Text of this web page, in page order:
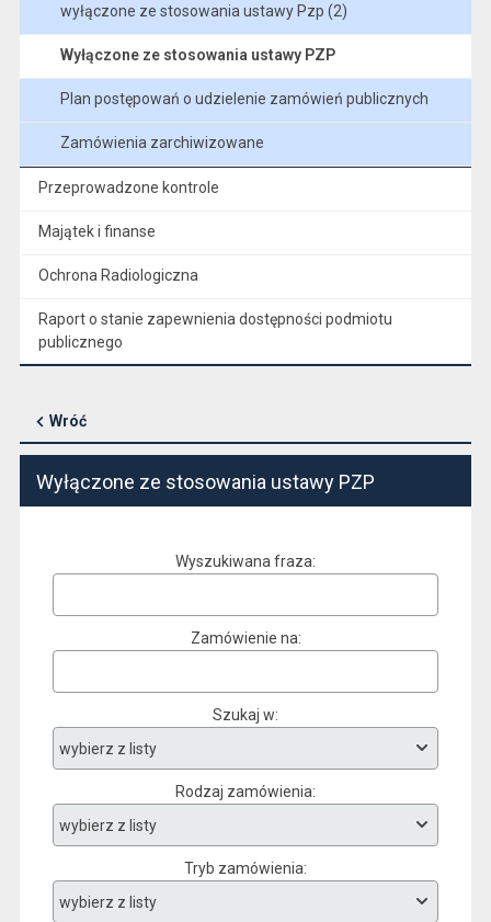
wyłączone ze stosowania ustawy Pzp (2)
Wyłączone ze stosowania ustawy PZP
Plan postępowań o udzielenie zamówień publicznych
Zamówienia zarchiwizowane
Przeprowadzone kontrole
Majątek i finanse
Ochrona Radiologiczna
Raport o stanie zapewnienia dostępności podmiotu
publicznego
Wróć
Wyłączone ze stosowania ustawy PZP
Wyszukiwana fraza
Zamówienie na
Szukaj w
Rodzaj zamówienia
Tryb zamówienia